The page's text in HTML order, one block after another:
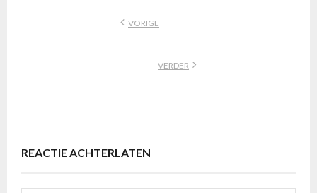
VORIGE
VERDER
REACTIE ACHTERLATEN